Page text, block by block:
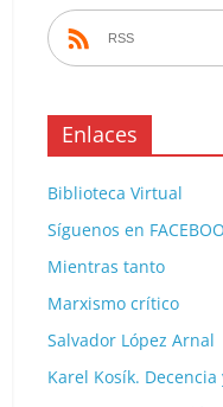
RSS
Enlaces
Biblioteca Virtual
Síguenos en
Mientras tanto
Marxismo crítico
Salvador López Arnal
Karel Kosík.